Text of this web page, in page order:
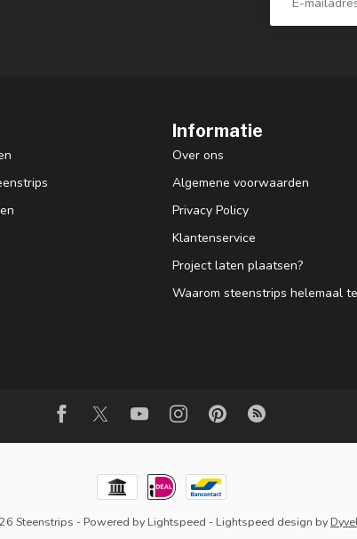
Informatie
Over ons
Algemene voorwaarden
Privacy Policy
Klantenservice
Project laten plaatsen?
Waarom steenstrips helemaal
Steenstrips - Powered by Lightspeed - Lightspeed design by